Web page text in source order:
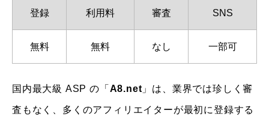
登録 利用料 審査 SNS
無料 無料 なし 一部可
国内最大級 ASP の「 A8.net 」は、業界では珍しく審
査もなく、多くのアフィリエイターが最初に登録する